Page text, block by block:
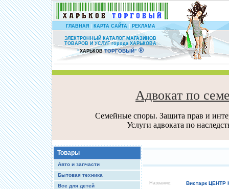
ГЛАВНАЯ| КАРТА САЙТА | РЕКЛАМА
ЭЛЕКТРОННЫЙ КАТАЛОГ МАГАЗИНОВ
ТОВАРОВ И УСЛУГ города ХАРЬКОВА
“ХАРЬКОВ ТОРГОВЫЙ” ®
Адвокат по
Семейные споры. Защита прав и
Услуги адвоката по
Товары
Авто и запчасти
Бытовая техника
Все для детей
Название: Вистарк ЦЕНТР